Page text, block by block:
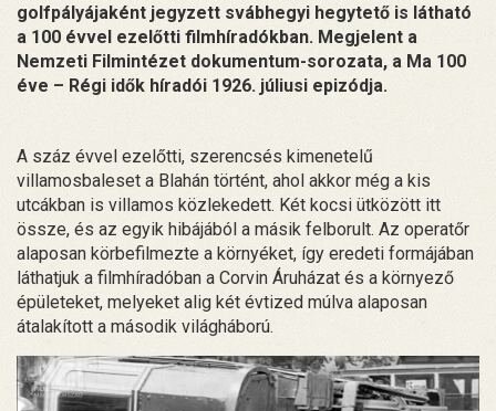
golfpályájaként jegyzett svábhegyi hegytető is látható
a 100 évvel ezelőtti filmhíradókban. Megjelent a
Nemzeti Filmintézet dokumentum-sorozata, a Ma 100
éve – Régi idők híradói 1926. júliusi epizódja.
A száz évvel ezelőtti, szerencsés kimenetelű
villamosbaleset a Blahán történt, ahol akkor még a kis
utcákban is villamos közlekedett. Két kocsi ütközött itt
össze, és az egyik hibájából a másik felborult. Az operatőr
alaposan körbefilmezte a környéket, így eredeti formájában
láthatjuk a filmhíradóban a Corvin Áruházat és a környező
épületeket, melyeket alig két évtized múlva alaposan
átalakított a második világháború.